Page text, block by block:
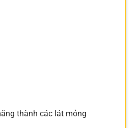
thành các lát mỏng